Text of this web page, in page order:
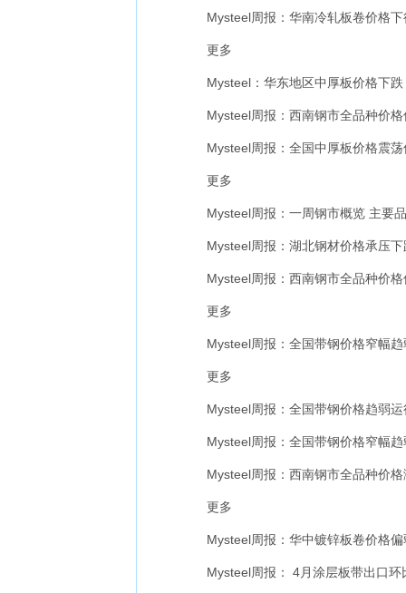
Mysteel周报：华南冷轧板卷价格下
更多
Mysteel：华东地区中厚板价格下跌
Mysteel周报：西南钢市全品种价格
Mysteel周报：全国中厚板价格震荡
更多
Mysteel周报：一周钢市概览 主要品
Mysteel周报：湖北钢材价格承压下
Mysteel周报：西南钢市全品种价格
更多
Mysteel周报：全国带钢价格窄幅趋
更多
Mysteel周报：全国带钢价格趋弱运
Mysteel周报：全国带钢价格窄幅趋
Mysteel周报：西南钢市全品种价格
更多
Mysteel周报：华中镀锌板卷价格偏
Mysteel周报： 4月涂层板带出口环